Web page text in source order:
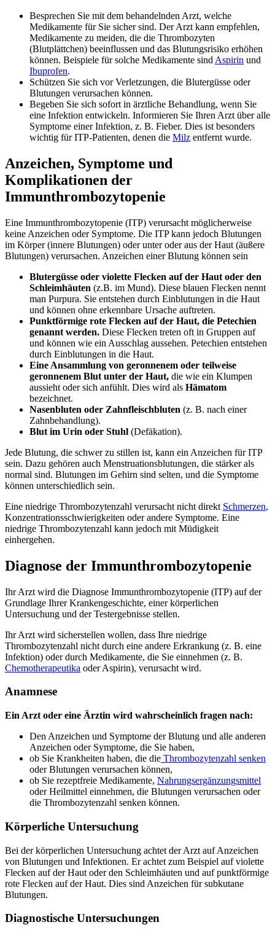
Besprechen Sie mit dem behandelnden Arzt, welche
Medikamente für Sie sicher sind. Der Arzt kann empfehlen,
Medikamente zu meiden, die die Thrombozyten
(Blutplättchen) beeinflussen und das Blutungsrisiko erhöhen
können. Beispiele für solche Medikamente sind Aspirin und
Ibuprofen.
Schützen Sie sich vor Verletzungen, die Blutergüsse oder
Blutungen verursachen können.
Begeben Sie sich sofort in ärztliche Behandlung, wenn Sie
eine Infektion entwickeln. Informieren Sie Ihren Arzt über alle
Symptome einer Infektion, z. B. Fieber. Dies ist besonders
wichtig für ITP-Patienten, denen die Milz entfernt wurde.
Anzeichen, Symptome und
Komplikationen der
Immunthrombozytopenie
Eine Immunthrombozytopenie (ITP) verursacht möglicherweise
keine Anzeichen oder Symptome. Die ITP kann jedoch Blutungen
im Körper (innere Blutungen) oder unter oder aus der Haut (äußere
Blutungen) verursachen. Anzeichen einer Blutung können sein
Blutergüsse oder violette Flecken auf der Haut oder den
Schleimhäuten (z.B. im Mund). Diese blauen Flecken nennt
man Purpura. Sie entstehen durch Einblutungen in die Haut
und können ohne erkennbare Ursache auftreten.
Punktförmige rote Flecken auf der Haut, die Petechien
genannt werden. Diese Flecken treten oft in Gruppen auf
und können wie ein Ausschlag aussehen. Petechien entstehen
durch Einblutungen in die Haut.
Eine Ansammlung von geronnenem oder teilweise
geronnenem Blut unter der Haut, die wie ein Klumpen
aussieht oder sich anfühlt. Dies wird als Hämatom
bezeichnet.
Nasenbluten oder Zahnfleischbluten (z. B. nach einer
Zahnbehandlung).
Blut im Urin oder Stuhl (Defäkation).
Jede Blutung, die schwer zu stillen ist, kann ein Anzeichen für ITP
sein. Dazu gehören auch Menstruationsblutungen, die stärker als
normal sind. Blutungen im Gehirn sind selten, und die Symptome
können unterschiedlich sein.
Eine niedrige Thrombozytenzahl verursacht nicht direkt Schmerzen,
Konzentrationsschwierigkeiten oder andere Symptome. Eine
niedrige Thrombozytenzahl kann jedoch mit Müdigkeit
einhergehen.
Diagnose der Immunthrombozytopenie
Ihr Arzt wird die Diagnose Immunthrombozytopenie (ITP) auf der
Grundlage Ihrer Krankengeschichte, einer körperlichen
Untersuchung und der Testergebnisse stellen.
Ihr Arzt wird sicherstellen wollen, dass Ihre niedrige
Thrombozytenzahl nicht durch eine andere Erkrankung (z. B. eine
Infektion) oder durch Medikamente, die Sie einnehmen (z. B.
Chemotherapeutika oder Aspirin), verursacht wird.
Anamnese
Ein Arzt oder eine Ärztin wird wahrscheinlich fragen nach:
Den Anzeichen und Symptome der Blutung und alle anderen
Anzeichen oder Symptome, die Sie haben,
ob Sie Krankheiten haben, die die Thrombozytenzahl senken
oder Blutungen verursachen können,
ob Sie rezeptfreie Medikamente, Nahrungsergänzungsmittel
oder Heilmittel einnehmen, die Blutungen verursachen oder
die Thrombozytenzahl senken können.
Körperliche Untersuchung
Bei der körperlichen Untersuchung achtet der Arzt auf Anzeichen
von Blutungen und Infektionen. Er achtet zum Beispiel auf violette
Flecken auf der Haut oder den Schleimhäuten und auf punktförmige
rote Flecken auf der Haut. Dies sind Anzeichen für subkutane
Blutungen.
Diagnostische Untersuchungen